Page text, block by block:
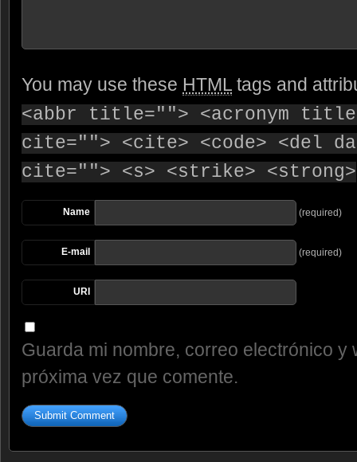
You may use these HTML tags and
<abbr title=""> <acronym
cite=""> <cite> <code> <del
cite=""> <s> <strike> <strong>
Name (required)
E-mail (required)
URI
Guarda mi nombre, correo electrónico
próxima vez que comente.